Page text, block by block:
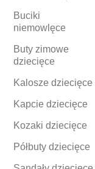
Buciki
niemowlęce
Buty zimowe
dziecięce
Kalosze dziecięce
Kapcie dziecięce
Kozaki dziecięce
Półbuty dziecięce